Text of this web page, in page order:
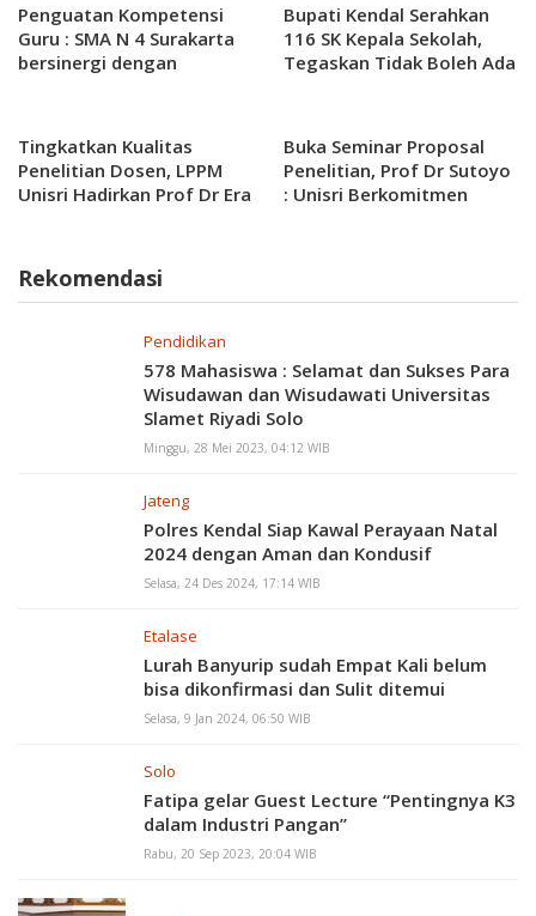
Penguatan Kompetensi
Guru : SMA N 4 Surakarta
bersinergi dengan
Bupati Kendal Serahkan
116 SK Kepala Sekolah,
Tegaskan Tidak Boleh Ada
Tingkatkan Kualitas
Penelitian Dosen, LPPM
Unisri Hadirkan Prof Dr Era
Buka Seminar Proposal
Penelitian, Prof Dr Sutoyo
: Unisri Berkomitmen
Rekomendasi
Pendidikan
578 Mahasiswa : Selamat dan Sukses Para
Wisudawan dan Wisudawati Universitas
Slamet Riyadi Solo
Minggu, 28 Mei 2023, 04:12 WIB
Jateng
Polres Kendal Siap Kawal Perayaan Natal
2024 dengan Aman dan Kondusif
Selasa, 24 Des 2024, 17:14 WIB
Etalase
Lurah Banyurip sudah Empat Kali belum
bisa dikonfirmasi dan Sulit ditemui
Selasa, 9 Jan 2024, 06:50 WIB
Solo
Fatipa gelar Guest Lecture “Pentingnya K3
dalam Industri Pangan”
Rabu, 20 Sep 2023, 20:04 WIB